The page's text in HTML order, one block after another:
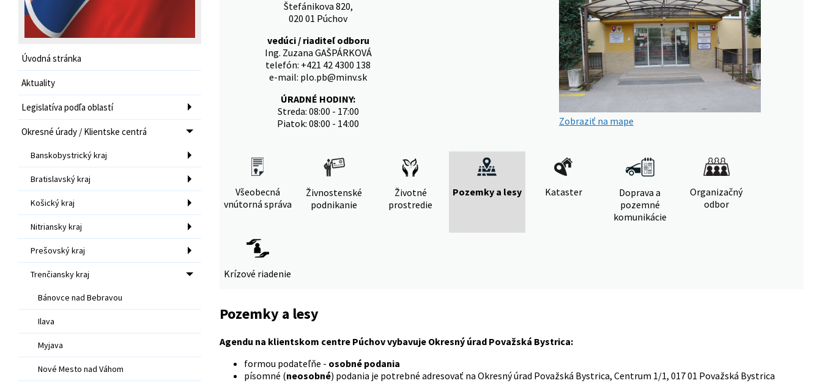
Úvodná stránka
Aktuality
Legislatíva podľa oblastí
Okresné úrady / Klientske centrá
Banskobystrický kraj
Bratislavský kraj
Košický kraj
Nitriansky kraj
Prešovský kraj
Trenčiansky kraj
Bánovce nad Bebravou
Ilava
Myjava
Nové Mesto nad Váhom
Štefánikova 820,
020 01 Púchov
vedúci / riaditeľ odboru
Ing. Zuzana GAŠPÁRKOVÁ
telefón: +421 42 4300 138
e-mail: plo.pb@minv.sk
ÚRADNÉ HODINY:
Streda: 08:00 - 17:00
Piatok: 08:00 - 14:00
Zobraziť na mape
Všeobecná
vnútorná správa
Živnostenské
podnikanie
Životné
prostredie
Pozemky a lesy Kataster
Doprava a
pozemné
komunikácie
Organizačný
odbor
Krízové riadenie
Pozemky a lesy
Agendu na klientskom centre Púchov vybavuje Okresný úrad Považská Bystrica:
formou podateľňe - osobné podania
písomné (neosobné) podania je potrebné adresovať na Okresný úrad Považská Bystrica, Centrum 1/1, 017 01 Považská Bystrica